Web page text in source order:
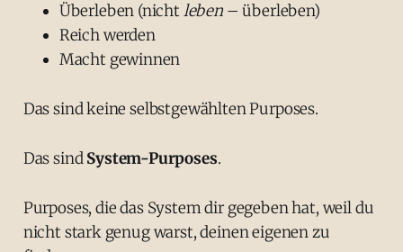
Überleben (nicht leben– überleben)
Reich werden
Macht gewinnen
Das sind keine selbstgewählten Purposes.
Das sindSystem-Purposes.
Purposes, die das System dir gegeben hat, weil du
nicht stark genug warst, deinen eigenen zu